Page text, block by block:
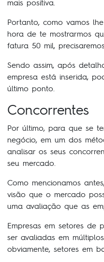
mais positiva.
Portanto, como vamos
hora de te mostrarmos
fatura 50 mil,
Sendo assim, após
empresa está inserida,
último ponto.
Concorrentes
Por último, para que se
negócio, em um dos
analisar os seus
seu mercado.
Como mencionamos
visão que o mercado
uma avaliação que as
Empresas em setores de
ser avaliadas em
obviamente, setores em